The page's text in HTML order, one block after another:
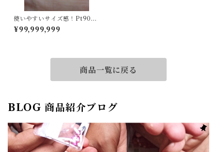
使いやすいサイズ感！Pt900/
850ダイヤネックレス
¥99,999,999
商品一覧に戻る
BLOG 商品紹介ブログ